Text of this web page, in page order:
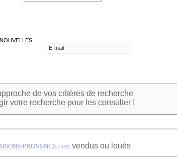
de vos critères de recherche
votre recherche pour les consulter !
PROVENCE .COM vendus ou loués